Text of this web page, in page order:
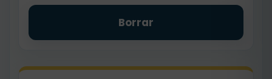
Borrar